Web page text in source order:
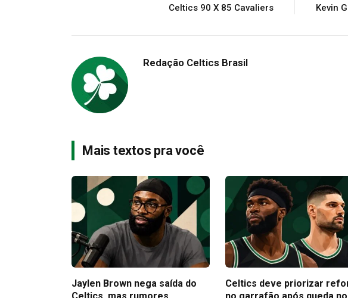
Celtics 90 X 85 Cavaliers Kevin
Redação Celtics Brasil
Mais textos pra você
Jaylen Brown nega saída do
Celtics deve priorizar